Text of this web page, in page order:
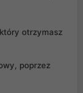
otrzymasz
poprzez